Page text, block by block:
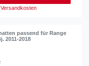
Versandkosten
passend für Range
2011-2018